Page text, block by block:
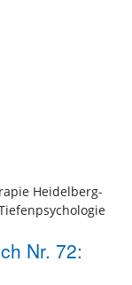
Heidelberg-
Nr. 72: